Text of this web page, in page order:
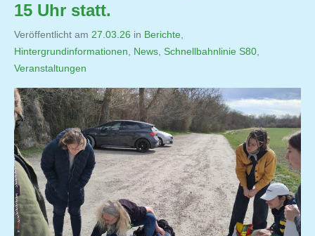
15 Uhr statt.
Veröffentlicht am 27.03.26 von
Jutta
in Berichte
Hintergrundinformationen
News Schnellbahnlinie S80
Veranstaltungen